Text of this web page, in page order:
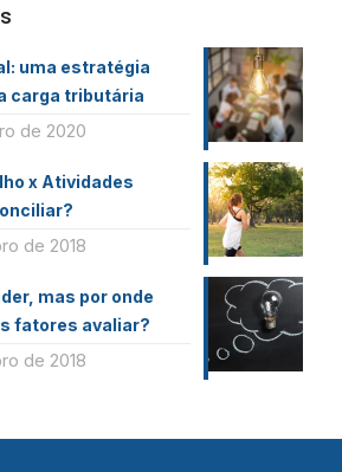
uma estratégia
carga tributária
de 2020
x Atividades
de 2018
mas por onde
fatores avaliar?
de 2018